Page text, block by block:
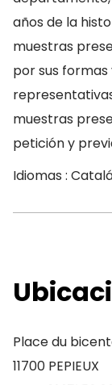
años de la
muestras
por sus formas
muestras
petición y
Idiomas :
Place du
11700 PEPIEUX